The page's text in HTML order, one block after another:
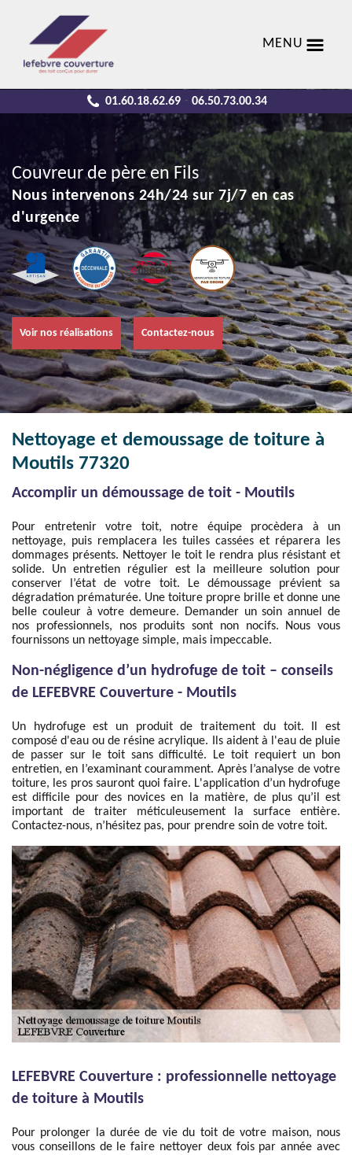
MENU
01.60.18.62.69 - 06.50.73.00.34
Couvreur de père en Fils
Nous intervenons 24h/24 sur 7j/7 en cas
d'urgence
Voir nos réalisations Contactez-nous
Nettoyage et demoussage de toiture à
Moutils 77320
Accomplir un démoussage de toit - Moutils
Pour entretenir votre toit, notre équipe procèdera à un
nettoyage, puis remplacera les tuiles cassées et réparera les
dommages présents. Nettoyer le toit le rendra plus résistant et
solide. Un entretien régulier est la meilleure solution pour
conserver l’état de votre toit. Le démoussage prévient sa
dégradation prématurée. Une toiture propre brille et donne une
belle couleur à votre demeure. Demander un soin annuel de
nos professionnels, nos produits sont non nocifs. Nous vous
fournissons un nettoyage simple, mais impeccable.
Non-négligence d’un hydrofuge de toit – conseils
de LEFEBVRE Couverture - Moutils
Un hydrofuge est un produit de traitement du toit. Il est
composé d'eau ou de résine acrylique. Ils aident à l'eau de pluie
de passer sur le toit sans difficulté. Le toit requiert un bon
entretien, en l’examinant couramment. Après l’analyse de votre
toiture, les pros sauront quoi faire. L'application d’un hydrofuge
est difficile pour des novices en la matière, de plus qu’il est
important de traiter méticuleusement la surface entière.
Contactez-nous, n’hésitez pas, pour prendre soin de votre toit.
LEFEBVRE Couverture : professionnelle nettoyage
de toiture à Moutils
Pour prolonger la durée de vie du toit de votre maison, nous
vous conseillons de le faire nettoyer deux fois par année avec